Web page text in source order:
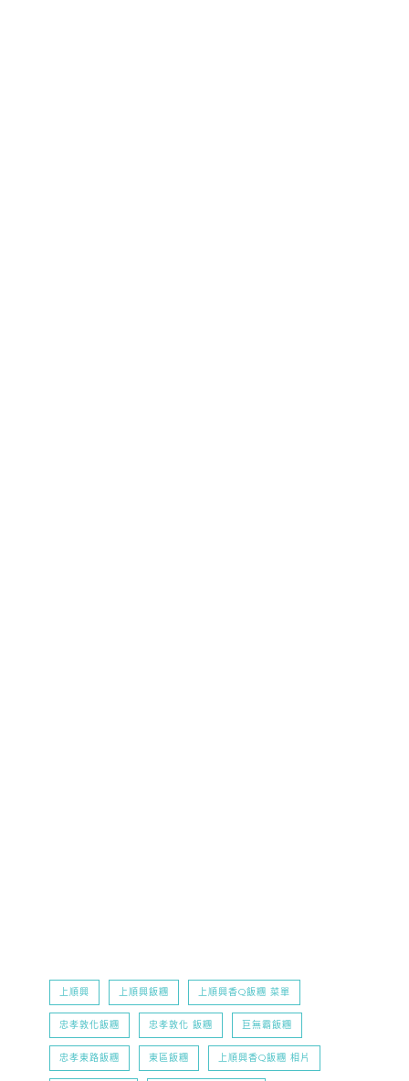
上順興 上順興飯糰 上順興香Q飯糰 菜單
忠孝敦化飯糰 忠孝敦化 飯糰 巨無霸飯糰
忠孝東路飯糰 東區飯糰 上順興香Q飯糰 相片